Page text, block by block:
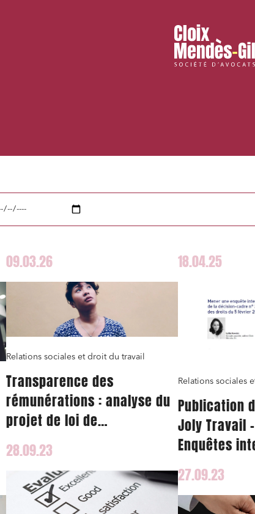
09.03.26
Relations sociales et droit du travail
Transparence des
rémunérations : analyse du
projet de loi de
transposition de la directive
européenne
18.04.25
Relations sociales
Publication
Joly Travail
Enquêtes
prévention
harcèlement
28.09.23
27.09.23